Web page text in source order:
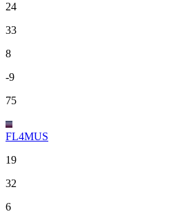
24
33
8
-9
75
FL4MUS
19
32
6